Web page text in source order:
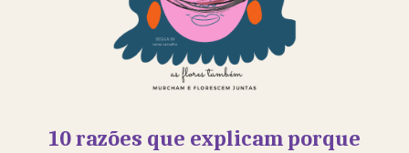
10 razões que explicam porque